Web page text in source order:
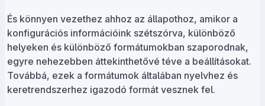
És könnyen vezethez ahhoz az állapothoz, amikor a
konfigurációs információink szétszórva, különböző
helyeken és különböző formátumokban szaporodnak,
egyre nehezebben áttekinthetővé téve a beállításokat.
Továbbá, ezek a formátumok általában nyelvhez és
keretrendszerhez igazodó formát vesznek fel.